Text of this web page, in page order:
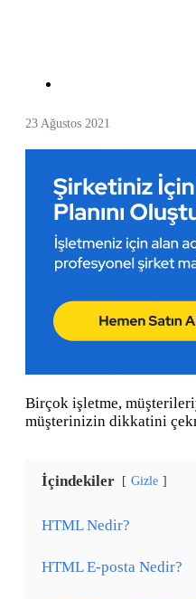
23 Ağustos 2021
Birçok işletme,
müşterinizin dikkatini
İçindekiler Gizle
HTML Nedir?
HTML E-posta Nedir?